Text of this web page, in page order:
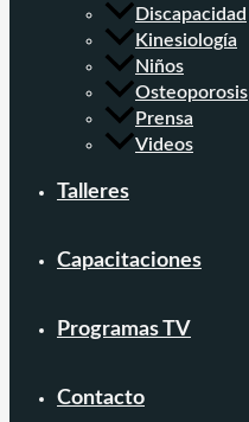
Discapacidad
Kinesiología
Niños
Osteoporosis
Prensa
Videos
Talleres
Capacitaciones
Programas TV
Contacto